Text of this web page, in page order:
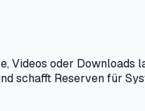
Videos oder Downloads
schafft Reserven für